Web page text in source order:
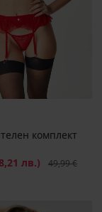
комплект
лв.)
49,99 €